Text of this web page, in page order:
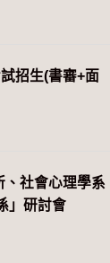
招生(書審+面
、社會心理學系
」研討會